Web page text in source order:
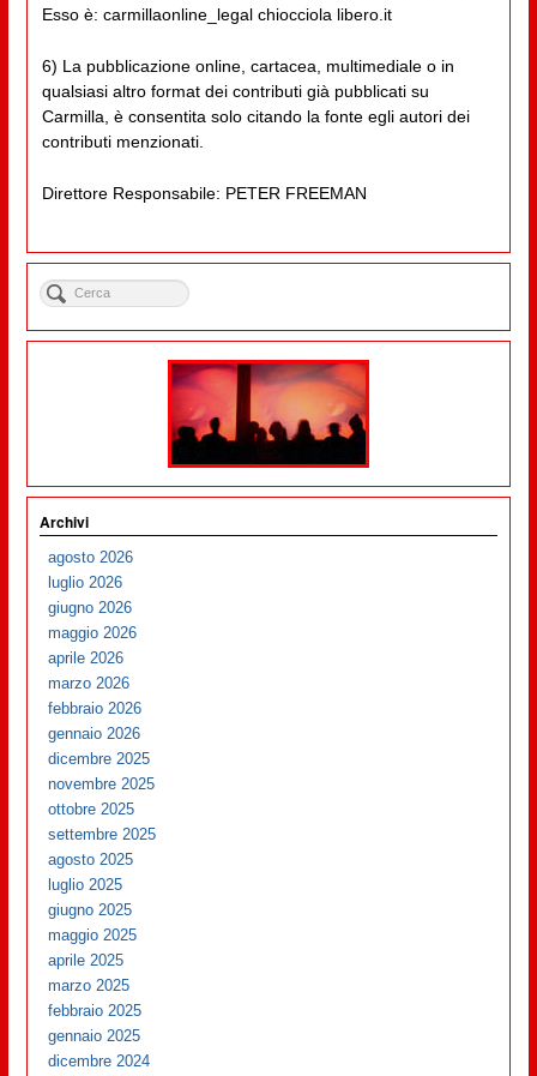
Esso è: carmillaonline_legal chiocciola libero.it
6) La pubblicazione online, cartacea, multimediale o in
qualsiasi altro format dei contributi già pubblicati su
Carmilla, è consentita solo citando la fonte egli autori dei
contributi menzionati.
Direttore Responsabile: PETER FREEMAN
Archivi
agosto 2026
luglio 2026
giugno 2026
maggio 2026
aprile 2026
marzo 2026
febbraio 2026
gennaio 2026
dicembre 2025
novembre 2025
ottobre 2025
settembre 2025
agosto 2025
luglio 2025
giugno 2025
maggio 2025
aprile 2025
marzo 2025
febbraio 2025
gennaio 2025
dicembre 2024